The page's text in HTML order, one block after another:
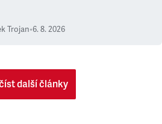
Trojan•6. 8. 2026
další články